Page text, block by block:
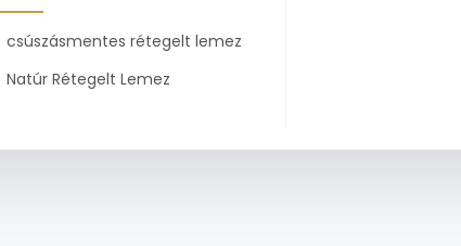
csúszásmentes rétegelt lemez
Natúr Rétegelt Lemez